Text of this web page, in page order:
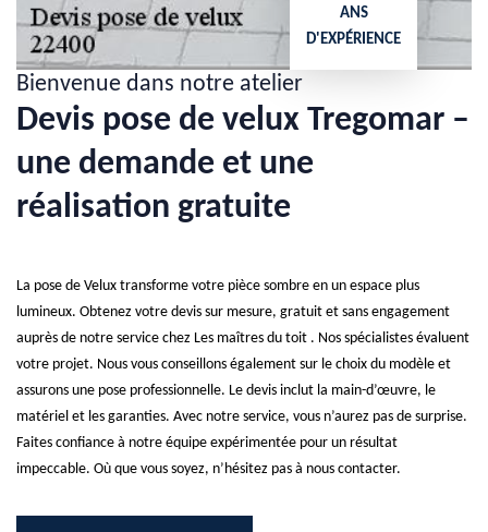
ANS
D'EXPÉRIENCE
Bienvenue dans notre atelier
Devis pose de velux Tregomar –
une demande et une
réalisation gratuite
La pose de Velux transforme votre pièce sombre en un espace plus
lumineux. Obtenez votre devis sur mesure, gratuit et sans engagement
auprès de notre service chez Les maîtres du toit . Nos spécialistes évaluent
votre projet. Nous vous conseillons également sur le choix du modèle et
assurons une pose professionnelle. Le devis inclut la main-d’œuvre, le
matériel et les garanties. Avec notre service, vous n’aurez pas de surprise.
Faites confiance à notre équipe expérimentée pour un résultat
impeccable. Où que vous soyez, n’hésitez pas à nous contacter.